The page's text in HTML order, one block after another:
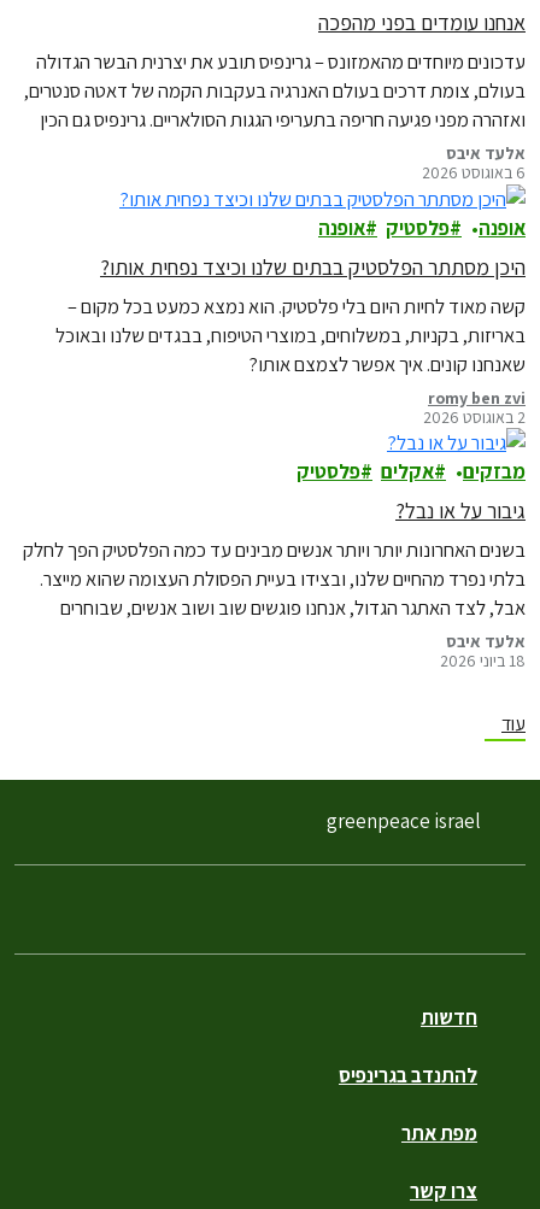
אנחנו עומדים בפני מהפכה
עדכונים מיוחדים מהאמזונס – גרינפיס תובע את יצרנית הבשר הגדולה
בעולם, צומת דרכים בעולם האנרגיה בעקבות הקמה של דאטה סנטרים,
ואזהרה מפני פגיעה חריפה בתעריפי הגגות הסולאריים. גרינפיס גם הכין
לכם מדריך קהילתי לצמצום צריכת הפלסטיק ואפשר להוריד אותו כאן
באופן בלעדי.
אלעד איבס
6 באוגוסט 2026
אופנה פלסטיק אופנה
היכן מסתתר הפלסטיק בבתים שלנו וכיצד נפחית אותו?
קשה מאוד לחיות היום בלי פלסטיק. הוא נמצא כמעט בכל מקום –
באריזות, בקניות, במשלוחים, במוצרי הטיפוח, בבגדים שלנו ובאוכל
שאנחנו קונים. איך אפשר לצמצם אותו?
romy ben zvi
2 באוגוסט 2026
מבזקים אקלים פלסטיק
גיבור על או נבל?
בשנים האחרונות יותר ויותר אנשים מבינים עד כמה הפלסטיק הפך לחלק
בלתי נפרד מהחיים שלנו, ובצידו בעיית הפסולת העצומה שהוא מייצר.
אבל, לצד האתגר הגדול, אנחנו פוגשים שוב ושוב אנשים, שבוחרים
לעשות משהו אחרת: למצוא פתרונות פשוטים, לשנות הרגל קטן, לנסות
דרך חדשה.
אלעד איבס
18 ביוני 2026
עוד
חדשות
להתנדב בגרינפיס
מפת אתר
צרו קשר